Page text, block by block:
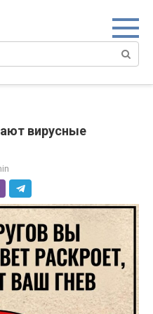
вирусные